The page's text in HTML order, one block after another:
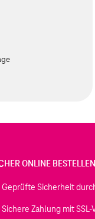
ONLINE
Geprüfte Sicherheit
Sichere Zahlung mit